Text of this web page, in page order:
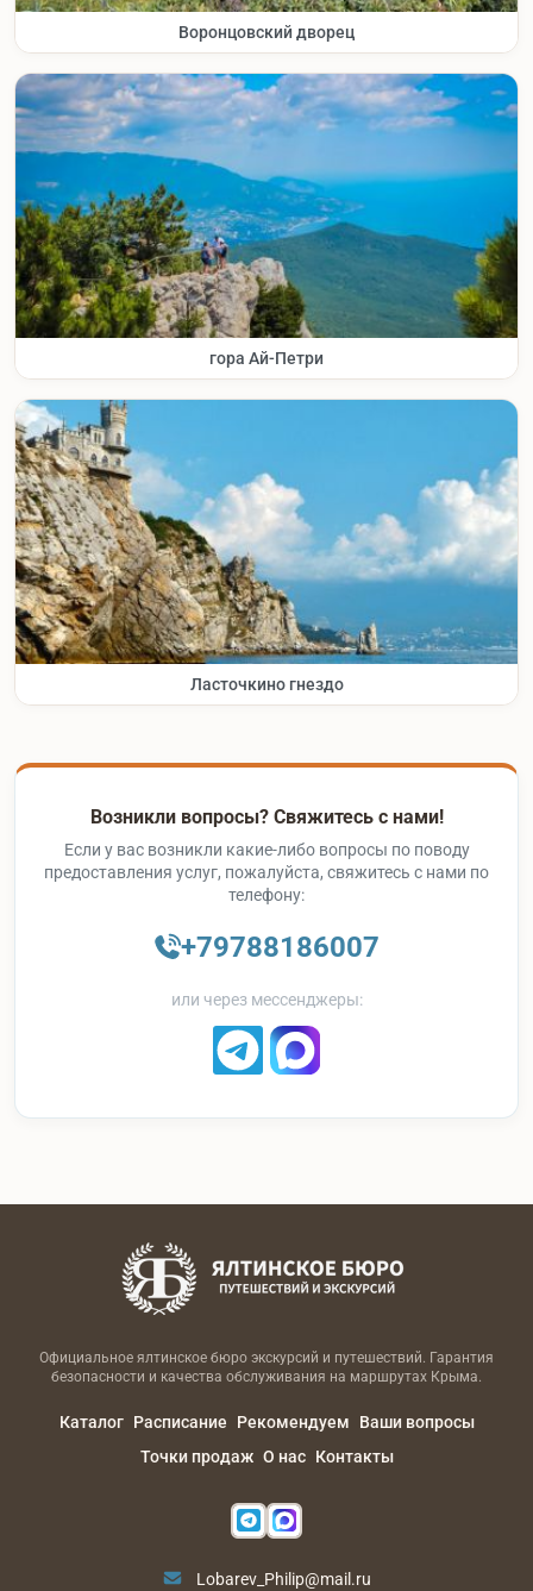
Воронцовский дворец
гора Ай-Петри
Ласточкино гнездо
Возникли вопросы? Свяжитесь с нами!
Если у вас возникли какие-либо вопросы по поводу
предоставления услуг, пожалуйста, свяжитесь с нами по
телефону:
+79788186007
или через мессенджеры:
Официальное ялтинское бюро экскурсий и путешествий. Гарантия
безопасности и качества обслуживания на маршрутах Крыма.
Каталог Расписание Рекомендуем
Ваши вопросы
Точки продаж О нас Контакты
Lobarev_Philip@mail.ru